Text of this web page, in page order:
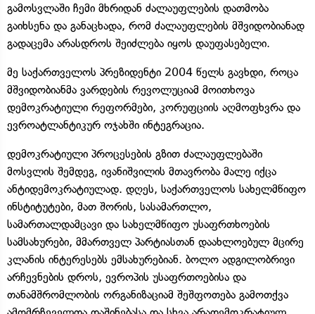
გამოსვლაში ჩემი მხრიდან ძალაუფლების დათმობა
გაიხსენა და განაცხადა, რომ ძალაუფლების მშვიდობიანად
გადაცემა არასდროს შეიძლება იყოს დაუფასებელი.
მე საქართველოს პრეზიდენტი 2004 წელს გავხდი, როცა
მშვიდობიანმა ვარდების რევოლუციამ მოითხოვა
დემოკრატიული რეფორმები, კორუფციის აღმოფხვრა და
ევროატლანტიკურ ოჯახში ინტეგრაცია.
დემოკრატიული პროცესების გზით ძალაუფლებაში
მოსვლის შემდეგ, ივანიშვილის მთავრობა მალე იქცა
ანტიდემოკრატიულად. დღეს, საქართველოს სახელმწიფო
ინსტიტუტები, მათ შორის, სასამართლო,
სამართალდამცავი და სახელმწიფო უსაფრთხოების
სამსახურები, მმართველ პარტიასთან დაახლოებულ მცირე
კლანის ინტერესებს ემსახურებიან. ბოლო ადგილობრივი
არჩევნების დროს, ევროპის უსაფრთოებისა და
თანამშრომლობის ორგანიზაციამ შეშფოთება გამოთქვა